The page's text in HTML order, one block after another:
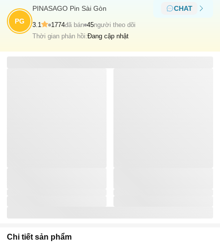
PG
PINASAGO Pin Sài Gòn CHAT
3.1 1774đã bán 45người theo dõi
Thời gian phản hồi:Đang cập nhật
Chi tiết sản phẩm